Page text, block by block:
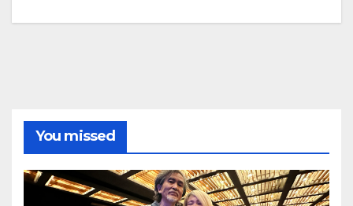
You missed